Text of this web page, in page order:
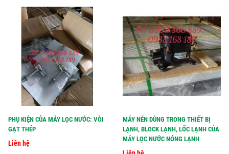
PHỤ KIỆN CỦA MÁY LỌC NƯỚC: VÒI
GẠT THÉP
Liên hệ
MÁY NÉN DÙNG TRONG THIẾT BỊ
LẠNH, BLOCK LẠNH, LỐC LẠNH CỦA
MÁY LỌC NƯỚC NÓNG LẠNH